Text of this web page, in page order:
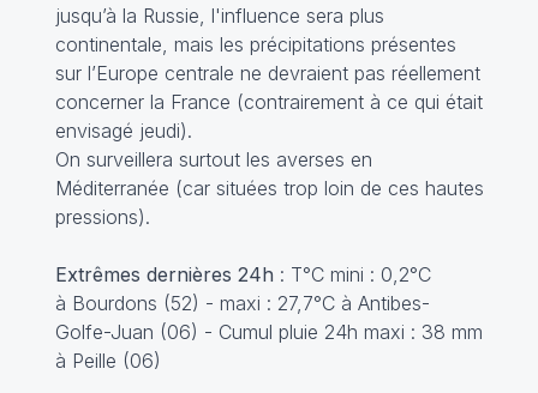
jusqu’à la Russie, l'influence sera plus
continentale, mais les précipitations présentes
sur l’Europe centrale ne devraient pas réellement
concerner la France (contrairement à ce qui était
envisagé jeudi).
On surveillera surtout les averses en
Méditerranée (car situées trop loin de ces hautes
pressions).
Extrêmes dernières 24h : T°C mini : 0,2°C
à Bourdons (52) - maxi : 27,7°C à Antibes-
Golfe-Juan (06) - Cumul pluie 24h maxi : 38 mm
à Peille (06)